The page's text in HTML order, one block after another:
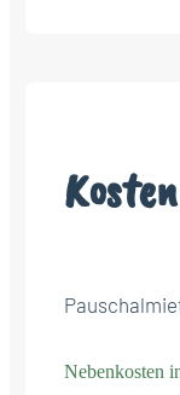
Kosten
Nebenkosten